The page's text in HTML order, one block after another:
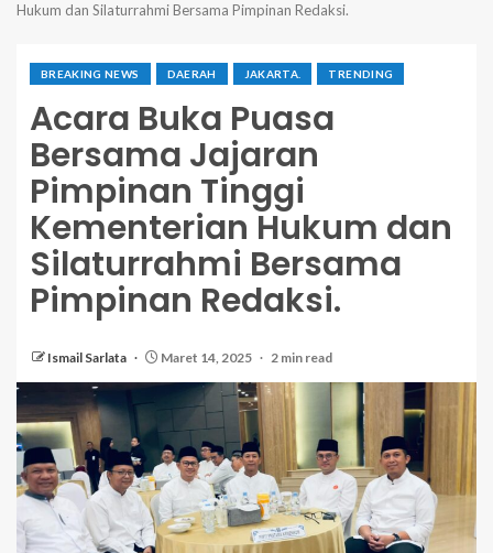
Hukum dan Silaturrahmi Bersama Pimpinan Redaksi.
BREAKING NEWS DAERAH JAKARTA. TRENDING
Acara Buka Puasa
Bersama Jajaran
Pimpinan Tinggi
Kementerian Hukum dan
Silaturrahmi Bersama
Pimpinan Redaksi.
Ismail Sarlata Maret 14, 2025 2 min read